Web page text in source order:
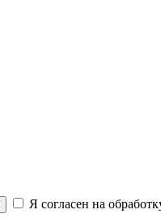
Я согласен на